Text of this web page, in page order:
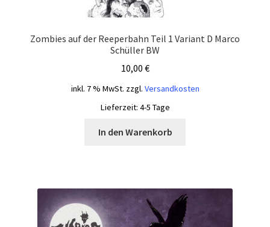
Zombies auf der Reeperbahn Teil 1 Variant D Marco
Schüller BW
10,00 €
inkl. 7 % MwSt. zzgl. Versandkosten
Lieferzeit: 4-5 Tage
In den Warenkorb